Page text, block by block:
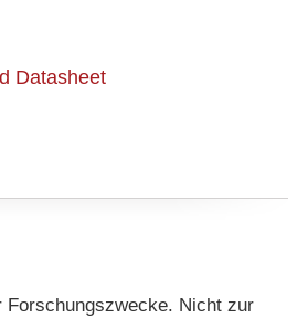
Datasheet
Forschungszwecke. Nicht zur